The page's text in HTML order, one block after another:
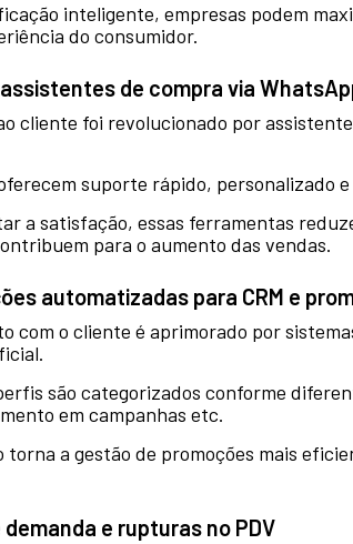
inteligente, empresas podem
do consumidor.
de compra via
cliente foi revolucionado por
suporte rápido, personalizado
a satisfação, essas ferramentas
para o aumento das vendas.
automatizadas para CRM e
com o cliente é aprimorado por
são categorizados conforme
em campanhas etc.
torna a gestão de promoções mais
e rupturas no PDV